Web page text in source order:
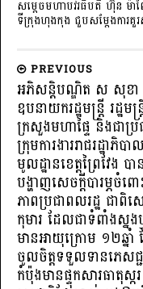
សម្តេចមហាបវរធិបតី ហ៊ុន ម៉ា
ទីក្រុងហុងកុង ជួបសម្តែងការគួ
PREVIOUS
អភិសន្តិបណ្ឌិត ស សុខា
ឧបនាយករដ្ឋមន្ត្រី រដ្ឋមន្
ក្រសួងមហាផ្ទៃ និងជាប្រ
ក្រុមការងាររាជរដ្ឋាភិប
មូលដ្ឋានខេត្តព្រៃវែង បាន
បង្ហាញសេចក្តីបារម្ភចំព
ភាពប្រជាពលរដ្ឋ ជាពិ
កុមារ ដែលជាទំពាំងស្ន
មានអាយុក្រោម ១២ឆ្នាំ
ចូលចិត្តទទួលទានភេសជ្
កំប៉ុងមានផ្ទុកសារធាតុស្ករ